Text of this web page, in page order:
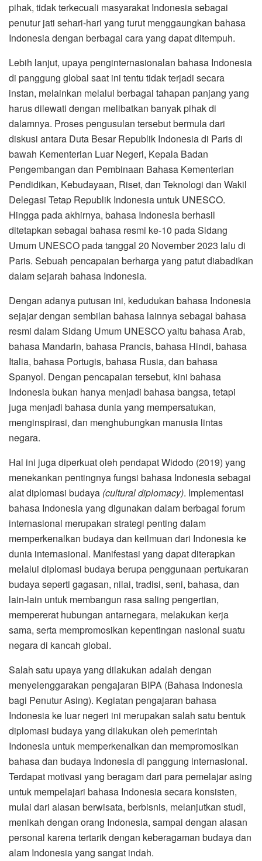
pihak, tidak terkecuali masyarakat Indonesia sebagai
penutur jati sehari-hari yang turut menggaungkan bahasa
Indonesia dengan berbagai cara yang dapat ditempuh.
Lebih lanjut, upaya penginternasionalan bahasa Indonesia
di panggung global saat ini tentu tidak terjadi secara
instan, melainkan melalui berbagai tahapan panjang yang
harus dilewati dengan melibatkan banyak pihak di
dalamnya. Proses pengusulan tersebut bermula dari
diskusi antara Duta Besar Republik Indonesia di Paris di
bawah Kementerian Luar Negeri, Kepala Badan
Pengembangan dan Pembinaan Bahasa Kementerian
Pendidikan, Kebudayaan, Riset, dan Teknologi dan Wakil
Delegasi Tetap Republik Indonesia untuk UNESCO.
Hingga pada akhirnya, bahasa Indonesia berhasil
ditetapkan sebagai bahasa resmi ke-10 pada Sidang
Umum UNESCO pada tanggal 20 November 2023 lalu di
Paris. Sebuah pencapaian berharga yang patut diabadikan
dalam sejarah bahasa Indonesia.
Dengan adanya putusan ini, kedudukan bahasa Indonesia
sejajar dengan sembilan bahasa lainnya sebagai bahasa
resmi dalam Sidang Umum UNESCO yaitu bahasa Arab,
bahasa Mandarin, bahasa Prancis, bahasa Hindi, bahasa
Italia, bahasa Portugis, bahasa Rusia, dan bahasa
Spanyol. Dengan pencapaian tersebut, kini bahasa
Indonesia bukan hanya menjadi bahasa bangsa, tetapi
juga menjadi bahasa dunia yang mempersatukan,
menginspirasi, dan menghubungkan manusia lintas
negara.
Hal ini juga diperkuat oleh pendapat Widodo (2019) yang
menekankan pentingnya fungsi bahasa Indonesia sebagai
alat diplomasi budaya (cultural diplomacy). Implementasi
bahasa Indonesia yang digunakan dalam berbagai forum
internasional merupakan strategi penting dalam
memperkenalkan budaya dan keilmuan dari Indonesia ke
dunia internasional. Manifestasi yang dapat diterapkan
melalui diplomasi budaya berupa penggunaan pertukaran
budaya seperti gagasan, nilai, tradisi, seni, bahasa, dan
lain-lain untuk membangun rasa saling pengertian,
mempererat hubungan antarnegara, melakukan kerja
sama, serta mempromosikan kepentingan nasional suatu
negara di kancah global.
Salah satu upaya yang dilakukan adalah dengan
menyelenggarakan pengajaran BIPA (Bahasa Indonesia
bagi Penutur Asing). Kegiatan pengajaran bahasa
Indonesia ke luar negeri ini merupakan salah satu bentuk
diplomasi budaya yang dilakukan oleh pemerintah
Indonesia untuk memperkenalkan dan mempromosikan
bahasa dan budaya Indonesia di panggung internasional.
Terdapat motivasi yang beragam dari para pemelajar asing
untuk mempelajari bahasa Indonesia secara konsisten,
mulai dari alasan berwisata, berbisnis, melanjutkan studi,
menikah dengan orang Indonesia, sampai dengan alasan
personal karena tertarik dengan keberagaman budaya dan
alam Indonesia yang sangat indah.